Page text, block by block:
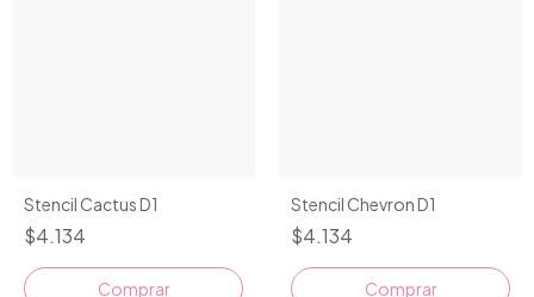
Stencil Cactus D1
$4.134
Stencil Chevron D1
$4.134